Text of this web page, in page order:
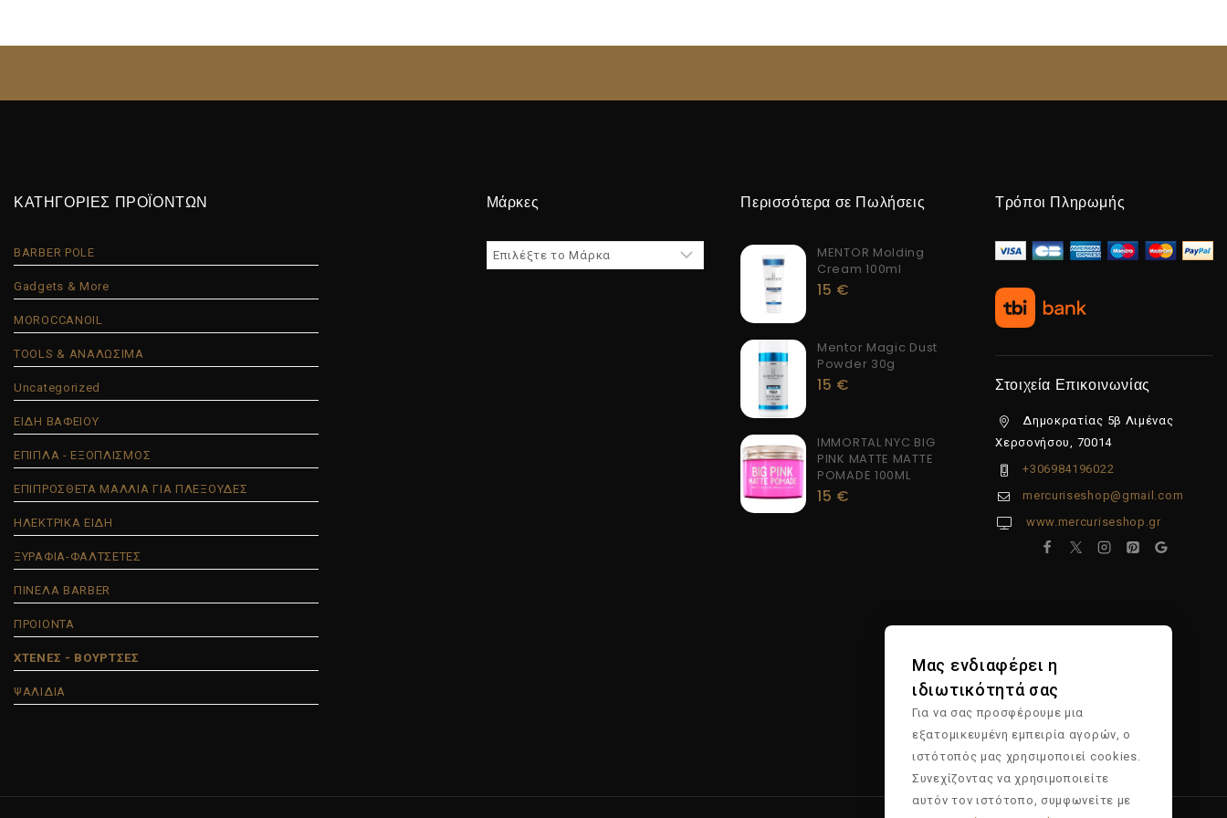
ΚΑΤΗΓΟΡΙΕΣ ΠΡΟΪΟΝΤΩΝ
BARBER POLE
Gadgets & More
MOROCCANOIL
TOOLS & ΑΝΑΛΩΣΙΜΑ
Uncategorized
ΕΙΔΗ ΒΑΦΕΙΟΥ
ΕΠΙΠΛΑ - ΕΞΟΠΛΙΣΜΟΣ
ΕΠΙΠΡΟΣΘΕΤΑ ΜΑΛΛΙΑ ΓΙΑ ΠΛΕΞΟΥΔΕΣ
ΗΛΕΚΤΡΙΚΑ ΕΙΔΗ
ΞΥΡΑΦΙΑ-ΦΑΛΤΣΕΤΕΣ
ΠΙΝΕΛΑ BARBER
ΠΡΟΙΟΝΤΑ
ΧΤΕΝΕΣ - ΒΟΥΡΤΣΕΣ
ΨΑΛΙΔΙΑ
Μάρκες Περισσότερα σε Πωλήσεις
MENTOR Molding
Cream 100ml
15 €
Mentor Magic Dust
Powder 30g
15 €
IMMORTAL NYC BIG
PINK MATTE MATTE
POMADE 100ML
15 €
Τρόποι Πληρωμής
Στοιχεία Επικοινωνίας
Δημοκρατίας 5β Λιμένας
Χερσονήσου, 70014
+306984196022
mercuriseshop@gmail.com
www.mercuriseshop.gr
Μας ενδιαφέρει η
ιδιωτικότητά σας
Για να σας προσφέρουμε μια
εξατομικευμένη εμπειρία αγορών, ο
ιστότοπός μας χρησιμοποιεί cookies.
Συνεχίζοντας να χρησιμοποιείτε
αυτόν τον ιστότοπο, συμφωνείτε με